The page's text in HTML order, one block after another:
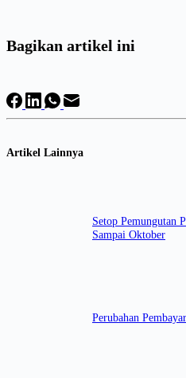
Bagikan artikel ini
Artikel Lainnya
Setop Pemungutan
Sampai Oktober
Perubahan